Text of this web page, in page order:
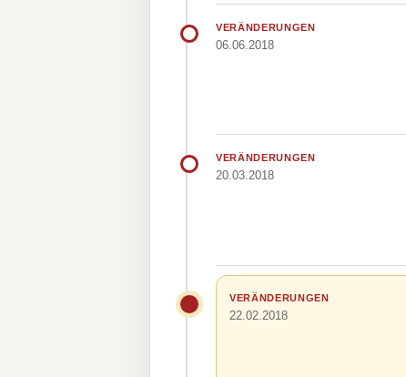
VERÄNDERUNGEN
06.06.2018
VERÄNDERUNGEN
20.03.2018
VERÄNDERUNGEN
22.02.2018